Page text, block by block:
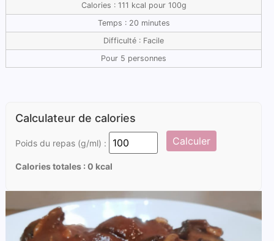
Calories : 111 kcal pour 100g
Temps : 20 minutes
Difficulté : Facile
Pour 5 personnes
Calculateur de calories
Poids du repas (g/ml) : Calculer
Calories totales : 0 kcal